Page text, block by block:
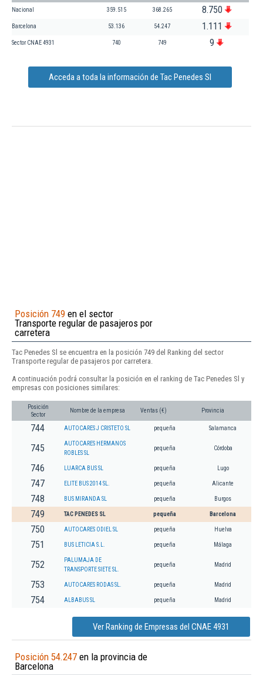
Nacional 359.515 368.265 8.750
Barcelona 53.136 54.247 1.111
Sector CNAE 4931 740 749 9
Acceda a toda la información de Tac Penedes Sl
Posición 749 en el sector
Transporte regular de pasajeros por
carretera
Tac Penedes Sl se encuentra en la posición 749 del Ranking del sector
Transporte regular de pasajeros por carretera.
A continuación podrá consultar la posición en el ranking de Tac Penedes Sl y
empresas con posiciones similares:
Posición
Sector
Nombre de la empresa Ventas (€) Provincia
744 AUTOCARES J CRISTETO SL pequeña Salamanca
745
AUTOCARES HERMANOS
ROBLES SL
pequeña Córdoba
746 LUARCA BUS SL pequeña Lugo
747 ELITE BUS 2014 SL. pequeña Alicante
748 BUS MIRANDA SL pequeña Burgos
749 TAC PENEDES SL pequeña Barcelona
750 AUTOCARES ODIEL SL pequeña Huelva
751 BUS LETICIA S.L. pequeña Málaga
752
PALUMAJA DE
TRANSPORTE SIETE SL.
pequeña Madrid
753 AUTOCARES RODAS SL. pequeña Madrid
754 ALBABUS SL pequeña Madrid
Ver Ranking de Empresas del CNAE 4931
Posición 54.247 en la provincia de
Barcelona